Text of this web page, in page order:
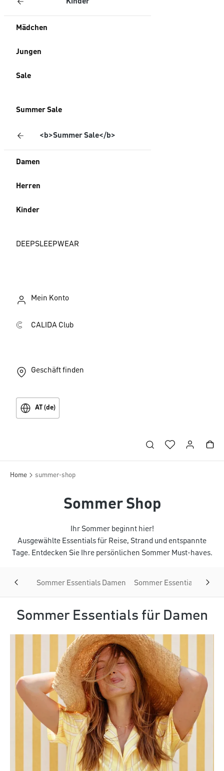
Mädchen
Jungen
Sale
Summer Sale
<b>Summer Sale</b>
Damen
Herren
Kinder
DEEPSLEEPWEAR
Mein Konto
CALIDA Club
Geschäft finden
AT (de)
Home summer-shop
Sommer Shop
Ihr Sommer beginnt hier!
Ausgewählte Essentials für Reise, Strand und entspannte
Tage. Entdecken Sie Ihre persönlichen Sommer Must-haves.
Sommer Essentials Damen Sommer Essentials Herren
Sommer Essentials für Damen